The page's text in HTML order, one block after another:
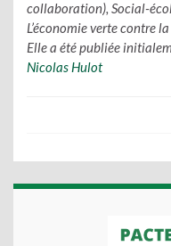
collaboration), Social-
L’économie verte contre
Elle a étépubliée
Nicolas Hulot